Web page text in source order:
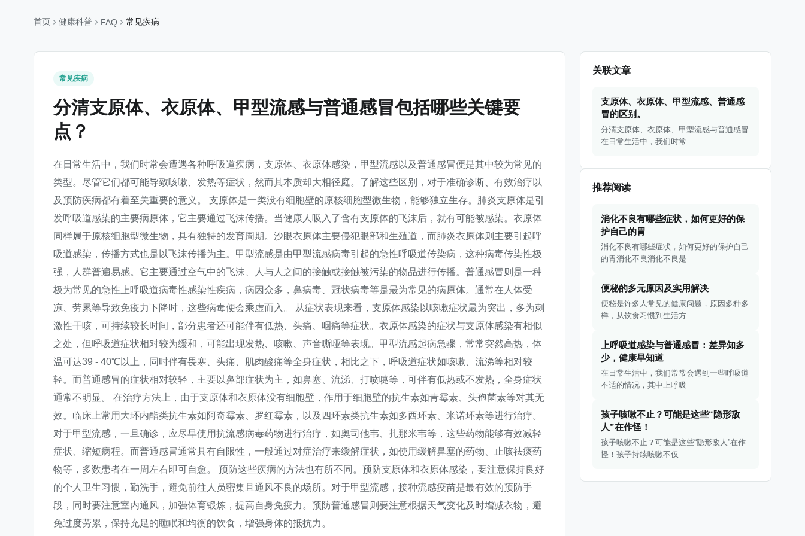
首页 健康科普 FAQ 常见疾病
常见疾病
分清支原体、衣原体、甲型流感与普通感冒包括哪些关键要
点？
在日常生活中，我们时常会遭遇各种呼吸道疾病，支原体、衣原体感染，甲型流感以及普通感冒便是其中较为常见的
类型。尽管它们都可能导致咳嗽、发热等症状，然而其本质却大相径庭。了解这些区别，对于准确诊断、有效治疗以
及预防疾病都有着至关重要的意义。 支原体是一类没有细胞壁的原核细胞型微生物，能够独立生存。肺炎支原体是引
发呼吸道感染的主要病原体，它主要通过飞沫传播。当健康人吸入了含有支原体的飞沫后，就有可能被感染。衣原体
同样属于原核细胞型微生物，具有独特的发育周期。沙眼衣原体主要侵犯眼部和生殖道，而肺炎衣原体则主要引起呼
吸道感染，传播方式也是以飞沫传播为主。甲型流感是由甲型流感病毒引起的急性呼吸道传染病，这种病毒传染性极
强，人群普遍易感。它主要通过空气中的飞沫、人与人之间的接触或接触被污染的物品进行传播。普通感冒则是一种
极为常见的急性上呼吸道病毒性感染性疾病，病因众多，鼻病毒、冠状病毒等是最为常见的病原体。通常在人体受
凉、劳累等导致免疫力下降时，这些病毒便会乘虚而入。 从症状表现来看，支原体感染以咳嗽症状最为突出，多为刺
激性干咳，可持续较长时间，部分患者还可能伴有低热、头痛、咽痛等症状。衣原体感染的症状与支原体感染有相似
之处，但呼吸道症状相对较为缓和，可能出现发热、咳嗽、声音嘶哑等表现。甲型流感起病急骤，常常突然高热，体
温可达39 - 40℃以上，同时伴有畏寒、头痛、肌肉酸痛等全身症状，相比之下，呼吸道症状如咳嗽、流涕等相对较
轻。而普通感冒的症状相对较轻，主要以鼻部症状为主，如鼻塞、流涕、打喷嚏等，可伴有低热或不发热，全身症状
通常不明显。 在治疗方法上，由于支原体和衣原体没有细胞壁，作用于细胞壁的抗生素如青霉素、头孢菌素等对其无
效。临床上常用大环内酯类抗生素如阿奇霉素、罗红霉素，以及四环素类抗生素如多西环素、米诺环素等进行治疗。
对于甲型流感，一旦确诊，应尽早使用抗流感病毒药物进行治疗，如奥司他韦、扎那米韦等，这些药物能够有效减轻
症状、缩短病程。而普通感冒通常具有自限性，一般通过对症治疗来缓解症状，如使用缓解鼻塞的药物、止咳祛痰药
物等，多数患者在一周左右即可自愈。 预防这些疾病的方法也有所不同。预防支原体和衣原体感染，要注意保持良好
的个人卫生习惯，勤洗手，避免前往人员密集且通风不良的场所。对于甲型流感，接种流感疫苗是最有效的预防手
段，同时要注意室内通风，加强体育锻炼，提高自身免疫力。预防普通感冒则要注意根据天气变化及时增减衣物，避
免过度劳累，保持充足的睡眠和均衡的饮食，增强身体的抵抗力。
关联文章
支原体、衣原体、甲型流感、普通感
冒的区别。
分清支原体、衣原体、甲型流感与普通感冒
在日常生活中，我们时常
推荐阅读
消化不良有哪些症状，如何更好的保
护自己的胃
消化不良有哪些症状，如何更好的保护自己
的胃消化不良消化不良是
便秘的多元原因及实用解决
便秘是许多人常见的健康问题，原因多种多
样，从饮食习惯到生活方
上呼吸道感染与普通感冒：差异知多
少，健康早知道
在日常生活中，我们常常会遇到一些呼吸道
不适的情况，其中上呼吸
孩子咳嗽不止？可能是这些“隐形敌
人”在作怪！
孩子咳嗽不止？可能是这些“隐形敌人”在作
怪！孩子持续咳嗽不仅